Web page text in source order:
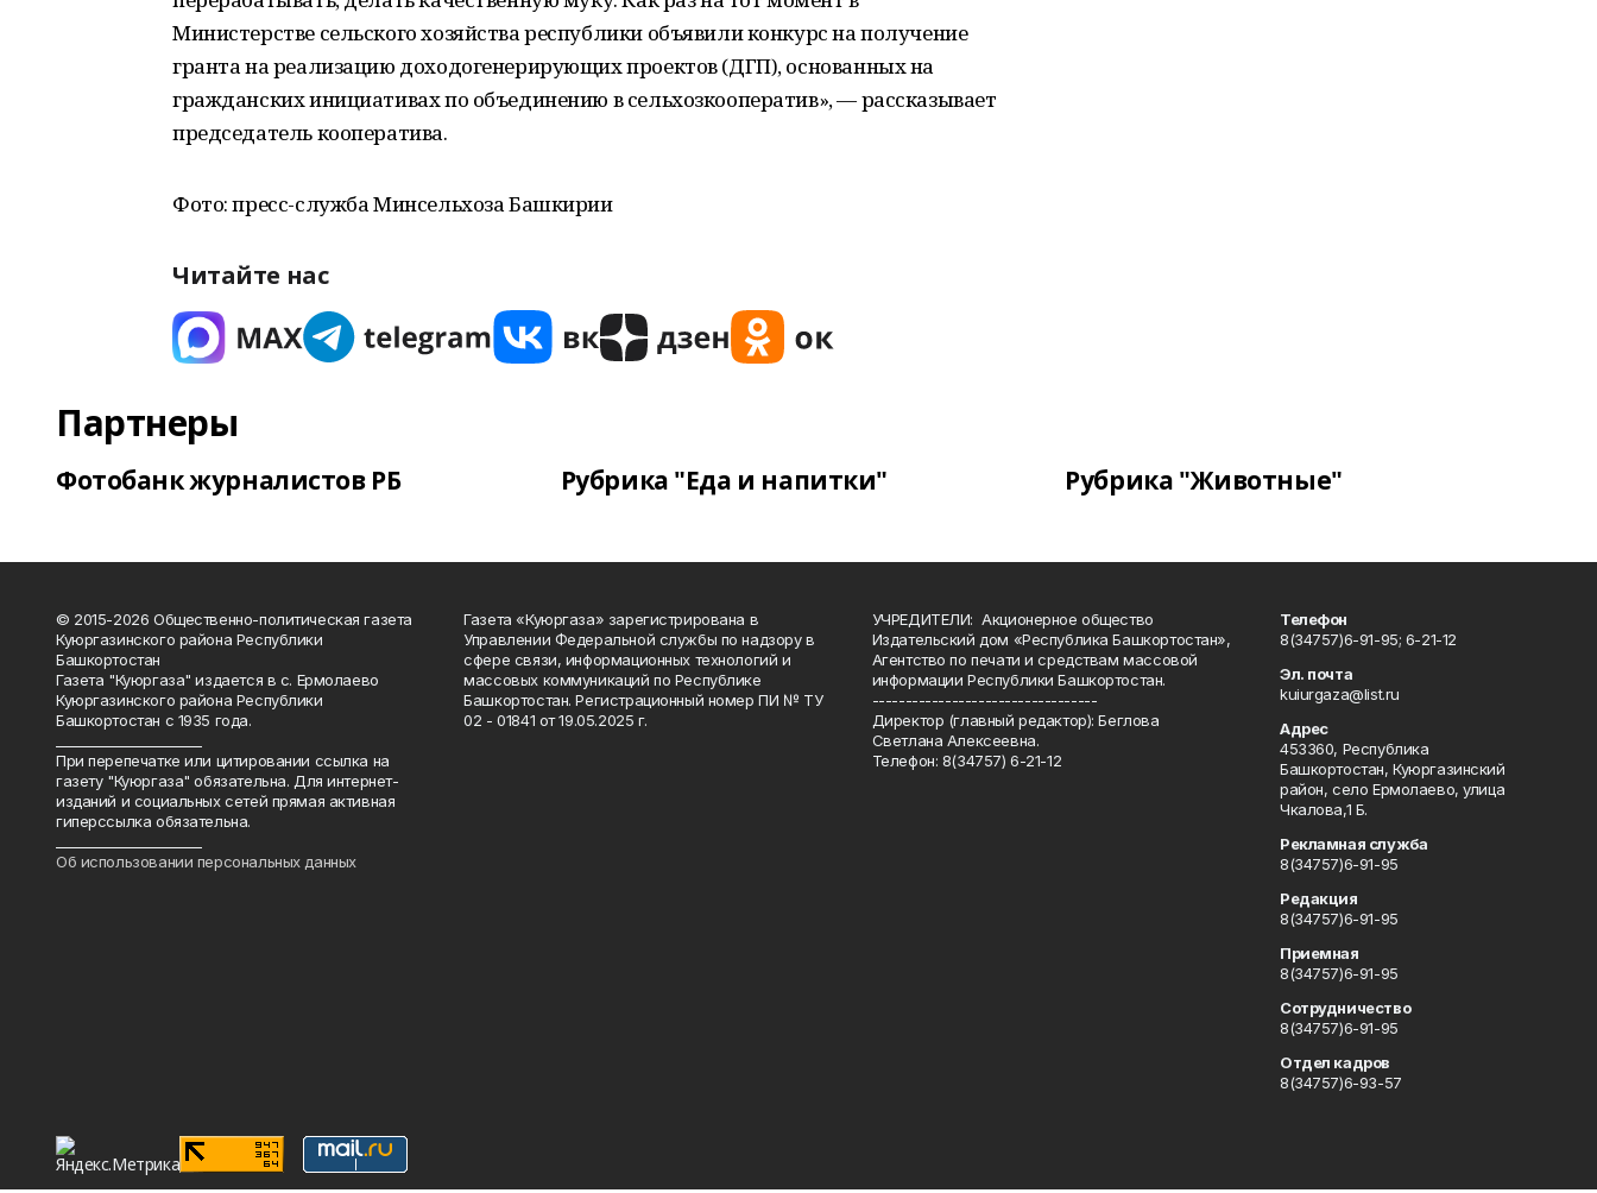
Министерстве сельского хозяйства республики объявили конкурс на получение
гранта на реализацию доходогенерирующих проектов (ДГП), основанных на
гражданских инициативах по объединению в сельхозкооператив», — рассказывает
председатель кооператива.
Фото: пресс-служба Минсельхоза Башкирии
Читайте нас
Партнеры
Фотобанк журналистов РБ Рубрика "Еда и напитки" Рубрика "Животные"
© 2015-2026 Общественно-политическая газета
Куюргазинского района Республики
Башкортостан
Газета "Куюргаза" издается в с. Ермолаево
Куюргазинского района Республики
Башкортостан с 1935 года.
При перепечатке или цитировании ссылка на
газету "Куюргаза" обязательна. Для интернет-
изданий и социальных сетей прямая активная
гиперссылка обязательна.
Об использовании персональных данных
Газета «Куюргаза» зарегистрирована в
Управлении Федеральной службы по надзору в
сфере связи, информационных технологий и
массовых коммуникаций по Республике
Башкортостан. Регистрационный номер ПИ № ТУ
02 - 01841 от 19.05.2025 г.
УЧРЕДИТЕЛИ: Акционерное общество
Издательский дом «Республика Башкортостан»,
Агентство по печати и средствам массовой
информации Республики Башкортостан.
----------------------------------
Директор (главный редактор): Беглова
Светлана Алексеевна.
Телефон: 8(34757) 6-21-12
Телефон
8(34757)6-91-95; 6-21-12
Эл. почта
kuiurgaza@list.ru
Адрес
453360, Республика
Башкортостан, Куюргазинский
район, село Ермолаево, улица
Чкалова,1 Б.
Рекламная служба
8(34757)6-91-95
Редакция
8(34757)6-91-95
Приемная
8(34757)6-91-95
Сотрудничество
8(34757)6-91-95
Отдел кадров
8(34757)6-93-57